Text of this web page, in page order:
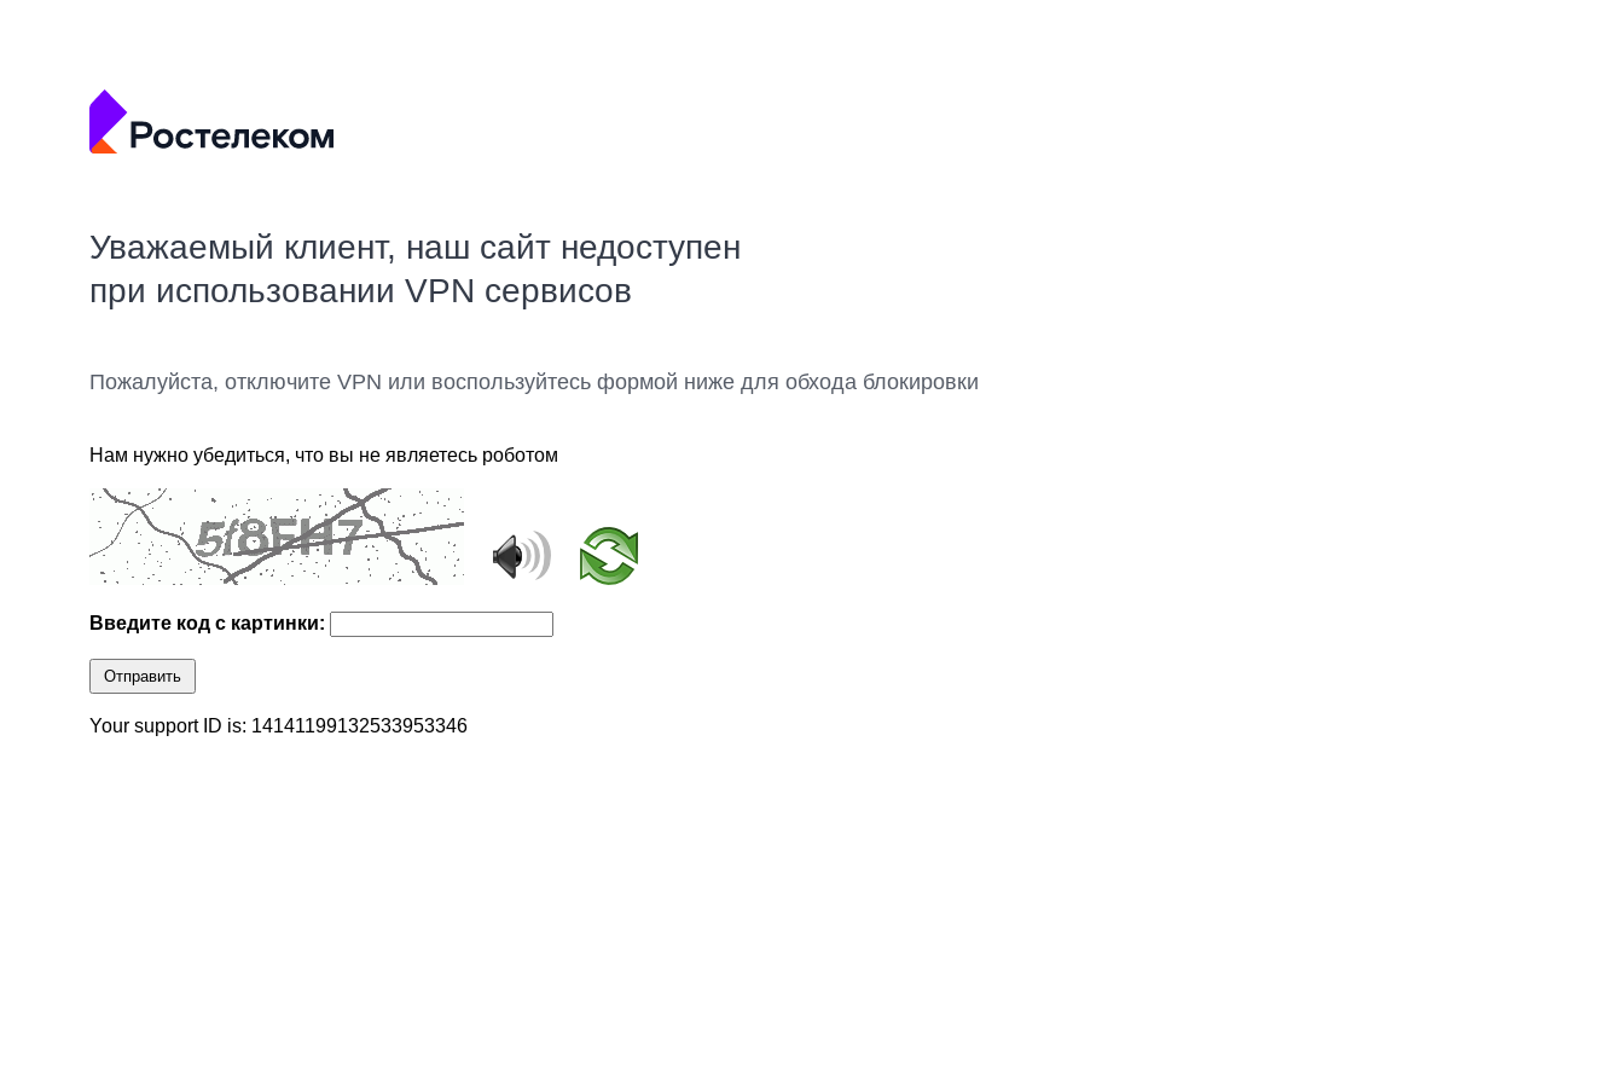
Уважаемый клиент, наш сайт недоступен
при использовании VPN сервисов
Пожалуйста, отключите VPN или воспользуйтесь формой ниже для обхода блокировки
Нам нужно убедиться, что вы не являетесь роботом
Введите код с картинки:
Отправить
Your support ID is: 14141199132533953346